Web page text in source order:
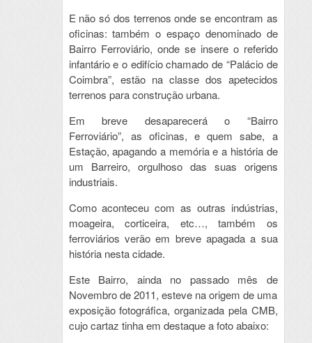
E não só dos terrenos onde se encontram as
oficinas: também o espaço denominado de
Bairro Ferroviário, onde se insere o referido
infantário e o edifício chamado de “Palácio de
Coimbra”, estão na classe dos apetecidos
terrenos para construção urbana.
Em breve desaparecerá o “Bairro
Ferroviário”, as oficinas, e quem sabe, a
Estação, apagando a memória e a história de
um Barreiro, orgulhoso das suas origens
industriais.
Como aconteceu com as outras indústrias,
moageira, corticeira, etc…, também os
ferroviários verão em breve apagada a sua
história nesta cidade.
Este Bairro, ainda no passado mês de
Novembro de 2011, esteve na origem de uma
exposição fotográfica, organizada pela CMB,
cujo cartaz tinha em destaque a foto abaixo: